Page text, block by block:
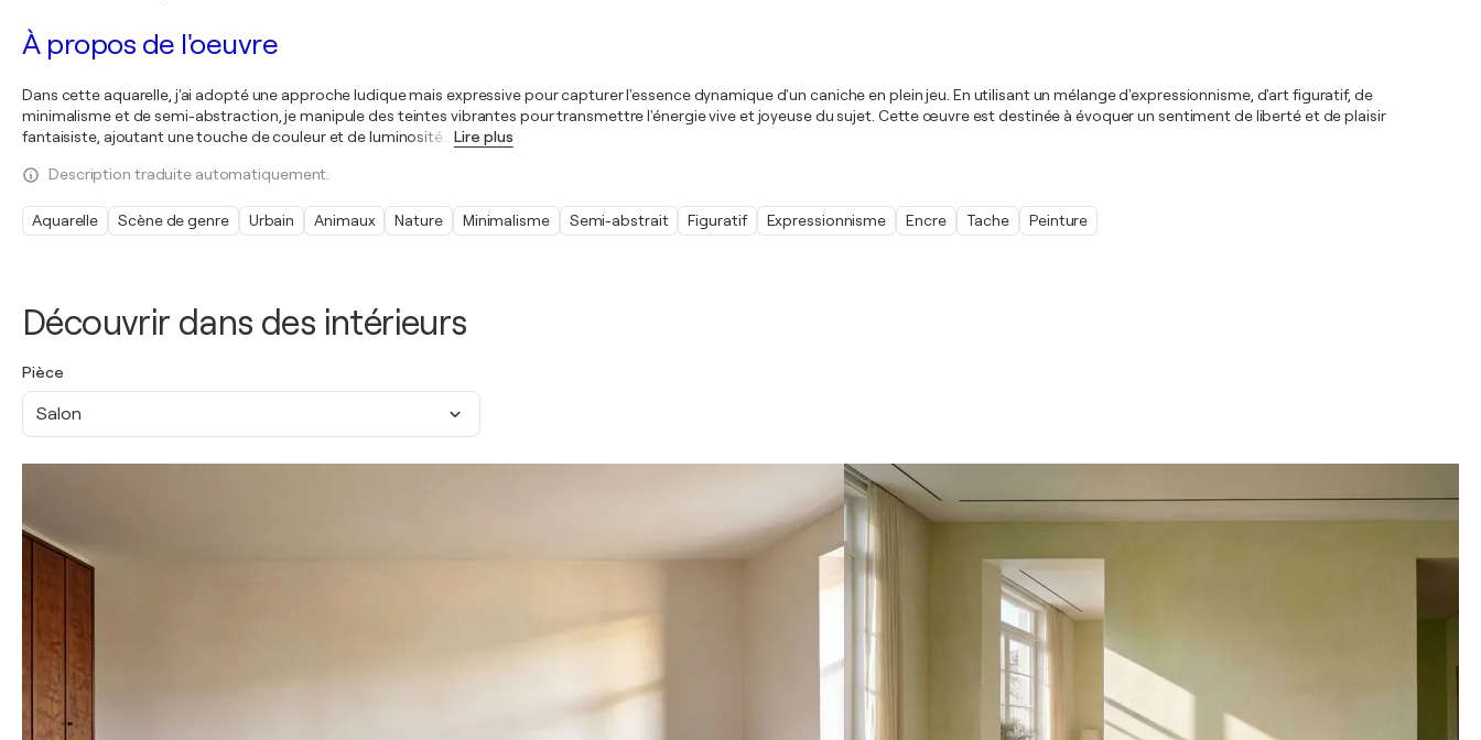
Découvrir dans des intérieurs
Pièce
Salon
À propos de l'oeuvre
Dans cette aquarelle, j'ai adopté une approche ludique mais expressive pour capturer l'essence dynamique d'un caniche en plein jeu. En utilisant un mélange d'expressionnisme, d'art figuratif, de
minimalisme et de semi-abstraction, je manipule des teintes vibrantes pour transmettre l'énergie vive et joyeuse du sujet. Cette œuvre est destinée à évoquer un sentiment de liberté et de plaisir
fantaisiste, ajoutant une touche de couleur et de luminosité
Lire plus
Description traduite automatiquement.
Aquarelle Scène de genre Urbain Animaux Nature Minimalisme Semi-abstrait Figuratif Expressionnisme Encre Tache Peinture